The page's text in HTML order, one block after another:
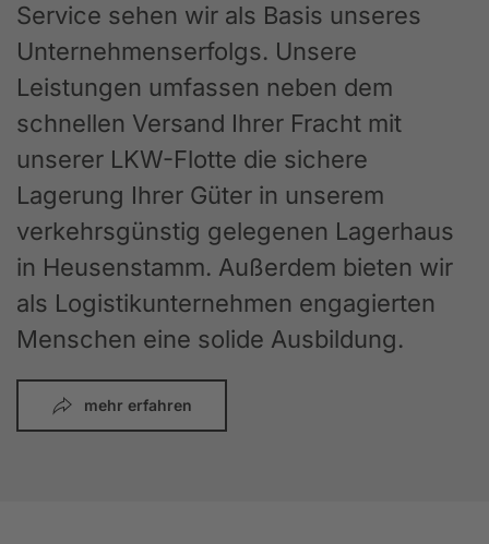
Service sehen wir als Basis unseres
Unternehmenserfolgs. Unsere
Leistungen umfassen neben dem
schnellen Versand Ihrer Fracht mit
unserer LKW-Flotte die sichere
Lagerung Ihrer Güter in unserem
verkehrsgünstig gelegenen Lagerhaus
in Heusenstamm. Außerdem bieten wir
als Logistikunternehmen engagierten
Menschen eine solide Ausbildung.
mehr erfahren